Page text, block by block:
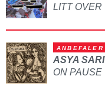
LITT OVER
ANBEFALER
ASYA SARI
ON PAUSE